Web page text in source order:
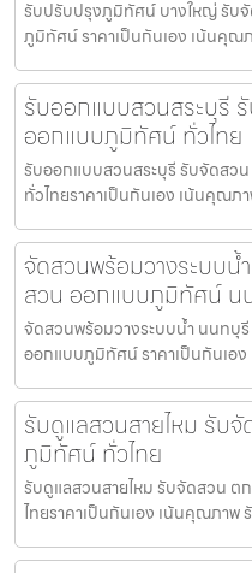
รับปรับปรุงภูมิทัศน์ บางใหญ่ รับ
ภูมิทัศน์ ราคาเป็นกันเอง เน้นคุณ
รับออกแบบสวนสระบุรี
ออกแบบภูมิทัศน์ ทั่วไทย
รับออกแบบสวนสระบุรี รับจัดส
ทั่วไทยราคาเป็นกันเอง เน้นคุณ
จัดสวนพร้อมวางระบบ
สวน ออกแบบภูมิทัศน์ น
จัดสวนพร้อมวางระบบน้ำ นนทบุ
ออกแบบภูมิทัศน์ ราคาเป็นกันเอ
รับดูแลสวนสายไหม รับ
ภูมิทัศน์ ทั่วไทย
รับดูแลสวนสายไหม รับจัดสวน
ไทยราคาเป็นกันเอง เน้นคุณภาพ